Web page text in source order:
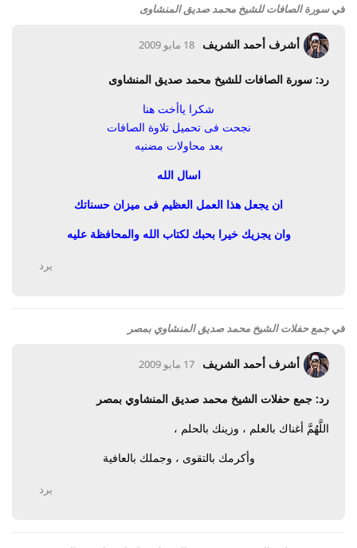
فيسورة الصافات للشيخ محمد صديق المنشاوى
أشرف أحمد الشريف 18 مايو 2009
رد: سورة الصافات للشيخ محمد صديق المنشاوى
شكرا ياأخت هنا
نجحت فى تحميل تلاوة الصافات
بعد محاولات مضنيه
اسال الله
ان يجعل هذا العمل العظيم فى ميزان حسناتك
وان يجزيك خيرا بحبك لكتاب الله والمحافظة عليه
يرد
فيجمع حفلات الشيخ محمد صديق المنشاوي بمصر
أشرف أحمد الشريف 17 مايو 2009
رد: جمع حفلات الشيخ محمد صديق المنشاوي بمصر
اللَّهُمَّ أغناك بالعلم ، وزينك بالحلم ،
وأكرمك بالتقوى ، وجملك بالعافية
يرد